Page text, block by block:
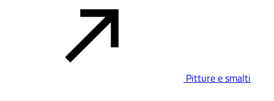
Pitture e smalti